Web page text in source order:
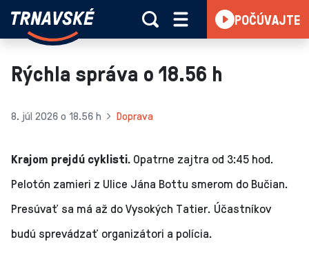
Skočiť na obsah
Trnavské
Vieme,
čo
deje
POČÚVAJTE
Rýchla správa o 18.56 h
8. júl 2026 o 18.56 h Doprava
Krajom prejdú cyklisti. Opatrne zajtra od 3:45 hod.
Pelotón zamieri z Ulice Jána Bottu smerom do Bučian.
Presúvať sa má až do Vysokých Tatier. Účastníkov
budú sprevádzať organizátori a polícia.